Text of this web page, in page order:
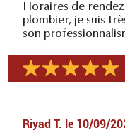
Horaires de
plombier, je suis
son
Riyad T. le 10/09/